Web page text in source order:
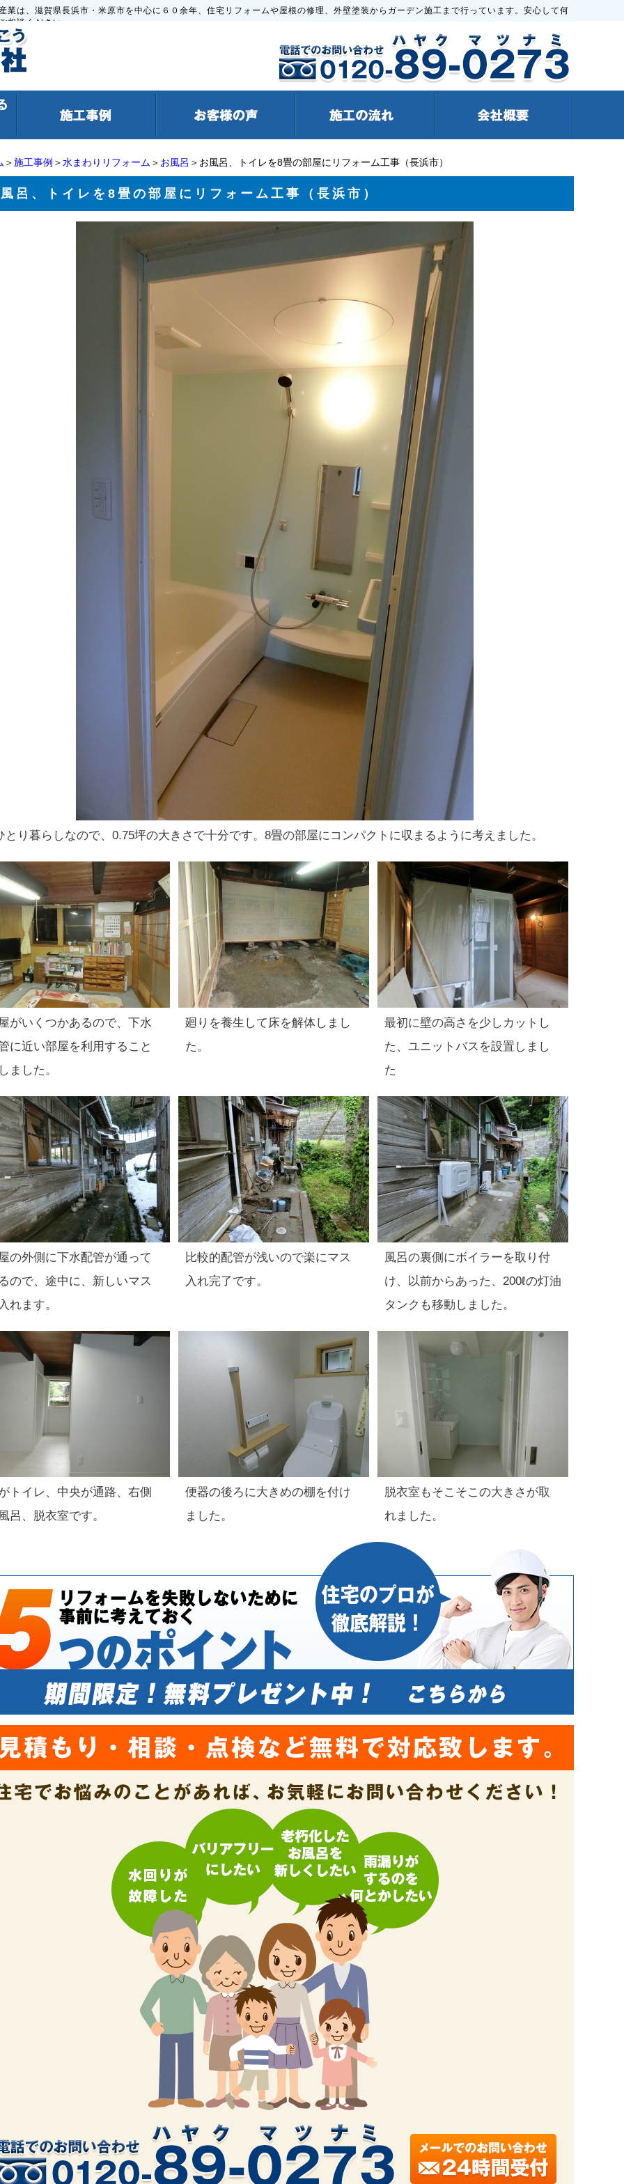
業は、滋賀県長浜市・米原市を中心に６０余年、住宅リフォームや屋根の修理、外壁塗装からガーデン施工まで行っています。安心して何
相談ください。
＞施工事例 ＞水まわりリフォーム ＞ お風呂 ＞お風呂、トイレを8畳の部屋にリフォーム工事（長浜市）
呂、トイレを8畳の部屋にリフォーム工事（長浜市）
とり暮らしなので、0.75坪の大きさで十分です。8畳の部屋にコンパクトに収まるように考えました。
がいくつかあるので、下水
に近い部屋を利用すること
ました。
廻りを養生して床を解体しまし
た。
最初に壁の高さを少しカットし
た、ユニットバスを設置しまし
た
の外側に下水配管が通って
ので、途中に、新しいマス
れます。
比較的配管が浅いので楽にマス
入れ完了です。
風呂の裏側にボイラーを取り付
け、以前からあった、200ℓの灯油
タンクも移動しました。
トイレ、中央が通路、右側
呂、脱衣室です。
便器の後ろに大きめの棚を付け
ました。
脱衣室もそこそこの大きさが取
れました。